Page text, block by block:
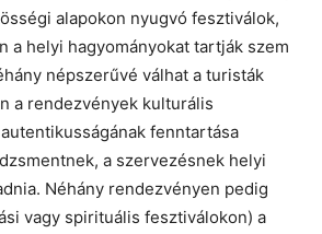
alapokon nyugvó fesztiválok,
a helyi hagyományokat tartják szem
népszerűvé válhat a turisták
a rendezvények kulturális
fenntartása
a szervezésnek helyi
Néhány rendezvényen pedig
vagy spirituális fesztiválokon) a